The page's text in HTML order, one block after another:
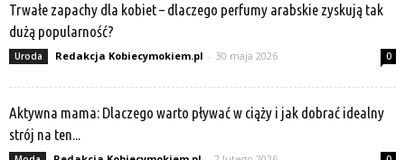
Trwałe zapachy dla kobiet – dlaczego perfumy arabskie zyskują tak
dużą popularność?
Uroda Redakcja Kobiecymokiem.pl - 30 maja 2026 0
Aktywna mama: Dlaczego warto pływać w ciąży i jak dobrać idealny
strój na ten...